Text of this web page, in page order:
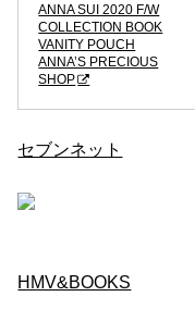
ANNA SUI 2020 F/W
COLLECTION BOOK
VANITY POUCH
ANNA’S PRECIOUS
SHOP
セブンネット
HMV&BOOKS